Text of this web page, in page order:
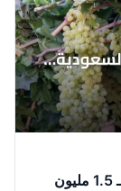
تبوك تحتل صدارة إنتاج العنب في السعودية بـ 1.5 مليون